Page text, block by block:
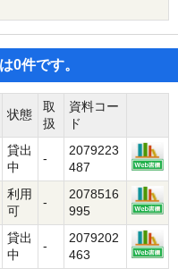
0件です。
状態
取
扱
資料コー
ド
貸出
中
-
2079223
487
利用
可
-
2078516
995
貸出
中
-
2079202
463